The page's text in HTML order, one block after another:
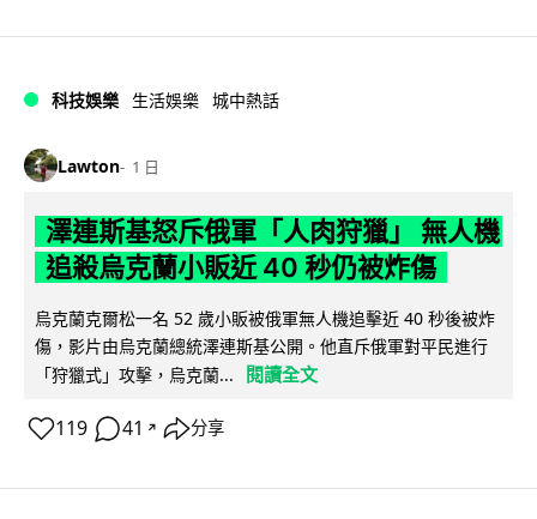
科技娛樂 生活娛樂 城中熱話
Lawton 1 日
澤連斯基怒斥俄軍「人肉狩獵」 無人機
追殺烏克蘭小販近 40 秒仍被炸傷
烏克蘭克爾松一名 52 歲小販被俄軍無人機追擊近 40 秒後被炸
傷，影片由烏克蘭總統澤連斯基公開。他直斥俄軍對平民進行
「狩獵式」攻擊，烏克蘭...
閱讀全文
119 41 ↗ 分享